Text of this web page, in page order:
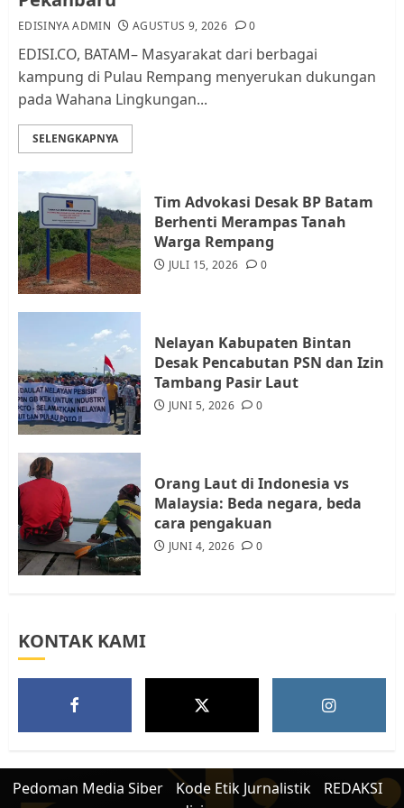
2
3
Kader Pajak jadi Penghubung
Pemerintah dan Masyarakat di
4
Datangi Pemko Batam, Warga
Rempang Protes Lahan Mereka
Diambil untuk Sekolah Rakyat
5
Warga Rempang Ajukan
Audiensi dengan Wali Kota
Batam, Soroti Aktivitas yang
Resahkan Warga
EDISINYA ADMIN AGUSTUS 9, 2026 0
EDISI.CO, BATAM– Masyarakat dari berbagai
kampung di Pulau Rempang menyerukan dukungan
pada Wahana Lingkungan...
SELENGKAPNYA
Tim Advokasi Desak BP Batam
Berhenti Merampas Tanah
Warga Rempang
JULI 15, 2026 0
Nelayan Kabupaten Bintan
Desak Pencabutan PSN dan Izin
Tambang Pasir Laut
JUNI 5, 2026 0
Orang Laut di Indonesia vs
Malaysia: Beda negara, beda
cara pengakuan
JUNI 4, 2026 0
KONTAK KAMI
Pedoman Media Siber Kode Etik Jurnalistik
REDAKSI